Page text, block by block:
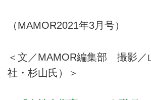
（MAMOR2021年3月号）
＜文／MAMOR編集部 撮影／
社・杉山氏）＞